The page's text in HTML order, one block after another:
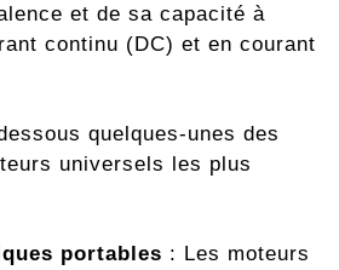
et de sa capacité à
continu (DC) et en courant
quelques-unes des
universels les plus
portables : Les moteurs